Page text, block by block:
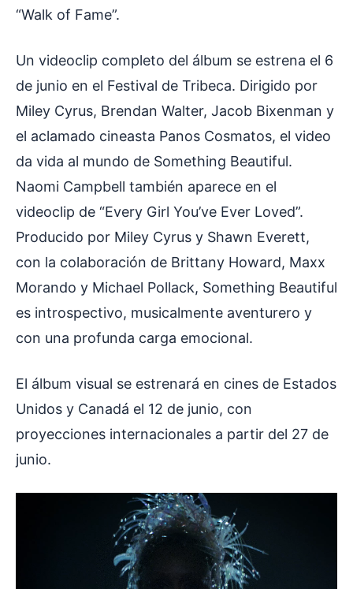
“Walk of Fame”.
Un videoclip completo del álbum se estrena el 6
de junio en el Festival de Tribeca. Dirigido por
Miley Cyrus, Brendan Walter, Jacob Bixenman y
el aclamado cineasta Panos Cosmatos, el video
da vida al mundo de Something Beautiful.
Naomi Campbell también aparece en el
videoclip de “Every Girl You’ve Ever Loved”.
Producido por Miley Cyrus y Shawn Everett,
con la colaboración de Brittany Howard, Maxx
Morando y Michael Pollack, Something Beautiful
es introspectivo, musicalmente aventurero y
con una profunda carga emocional.
El álbum visual se estrenará en cines de Estados
Unidos y Canadá el 12 de junio, con
proyecciones internacionales a partir del 27 de
junio.